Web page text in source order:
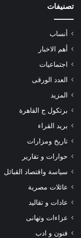
تصنيفات
أنساب
أهم الاخبار
اجتماعيات
العدد الورقى
المزيد
برتكول ج القاهرة
بريد القراء
تاريخ ومزارات
حوارات و تقارير
سياسة واقتصاد القبائل
عائلات مصرية
عادات و تقاليد
عزاءات وتهانى
فنون و ادب